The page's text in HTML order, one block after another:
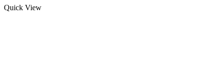
Quick View